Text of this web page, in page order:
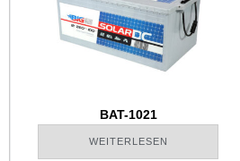
BAT-1021
WEITERLESEN